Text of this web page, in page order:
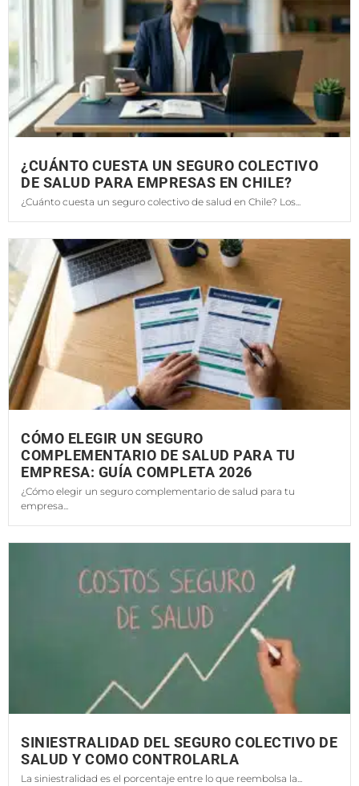
¿CUÁNTO CUESTA UN SEGURO COLECTIVO
DE SALUD PARA EMPRESAS EN CHILE?
¿Cuánto cuesta un seguro colectivo de salud en Chile? Los...
CÓMO ELEGIR UN SEGURO
COMPLEMENTARIO DE SALUD PARA TU
EMPRESA: GUÍA COMPLETA 2026
¿Cómo elegir un seguro complementario de salud para tu
empresa...
SINIESTRALIDAD DEL SEGURO COLECTIVO DE
SALUD Y COMO CONTROLARLA
La siniestralidad es el porcentaje entre lo que reembolsa la...